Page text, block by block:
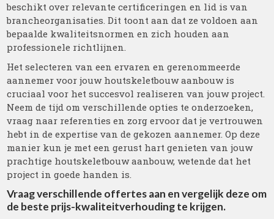
beschikt over relevante certificeringen en lid is van
brancheorganisaties. Dit toont aan dat ze voldoen aan
bepaalde kwaliteitsnormen en zich houden aan
professionele richtlijnen.
Het selecteren van een ervaren en gerenommeerde
aannemer voor jouw houtskeletbouw aanbouw is
cruciaal voor het succesvol realiseren van jouw project.
Neem de tijd om verschillende opties te onderzoeken,
vraag naar referenties en zorg ervoor dat je vertrouwen
hebt in de expertise van de gekozen aannemer. Op deze
manier kun je met een gerust hart genieten van jouw
prachtige houtskeletbouw aanbouw, wetende dat het
project in goede handen is.
Vraag verschillende offertes aan en vergelijk deze om
de beste prijs-kwaliteitverhouding te krijgen.